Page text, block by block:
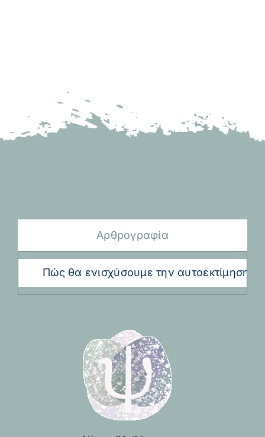
Αρθρογραφία
Πώς θα ενισχύσουμε την αυτοεκτίμηση του